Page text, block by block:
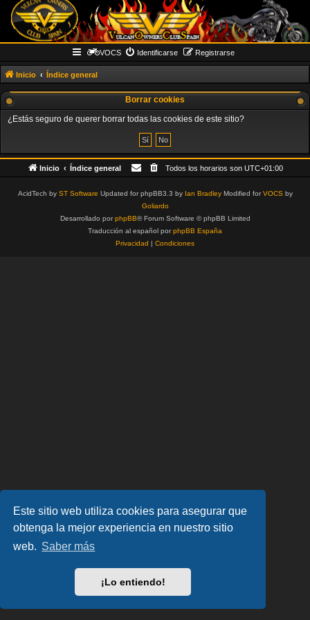
Este sitio web utiliza cookies para asegurar que
obtenga la mejor experiencia en nuestro sitio
web. Saber más
¡Lo entiendo!
VOCS Identificarse Registrarse
Inicio Índice general
Borrar cookies
¿Estás seguro de querer borrar todas las cookies de este sitio?
Inicio Índice general Todos los horarios son UTC+01:00
AcidTech by ST Software Updated for phpBB3.3 by Ian BradleyModified forVOCSby
Goliardo
Desarrollado porphpBB® Forum Software © phpBB Limited
Traducción al español porphpBB España
Privacidad | Condiciones